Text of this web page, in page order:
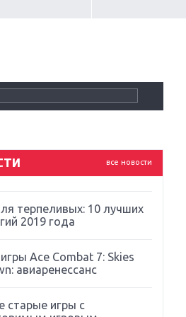
все новости
хвалить нельзя ругать
терпеливых: 10 лучших
2019 года
Ace Combat 7: Skies
авиаренессанс
старые игры с